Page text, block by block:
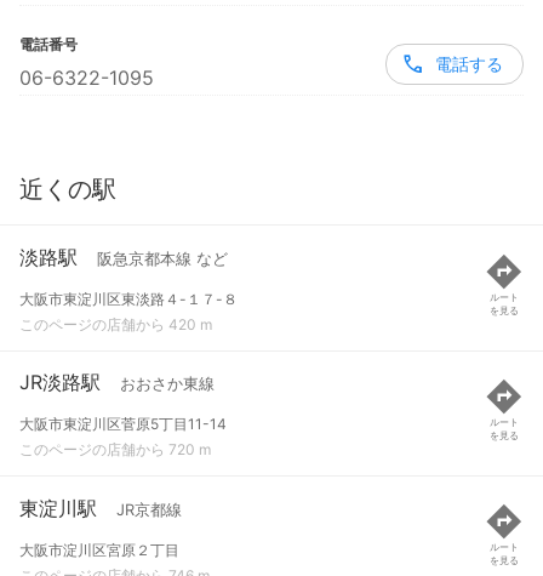
電話番号
06-6322-1095
電話する
近くの駅
淡路駅 阪急京都本線 など
大阪市東淀川区東淡路４-１７-８
このページの店舗から 420 m
ルート
を見る
JR淡路駅 おおさか東線
大阪市東淀川区菅原5丁目11-14
このページの店舗から 720 m
ルート
を見る
東淀川駅 JR京都線
大阪市淀川区宮原２丁目
ルート
を見る